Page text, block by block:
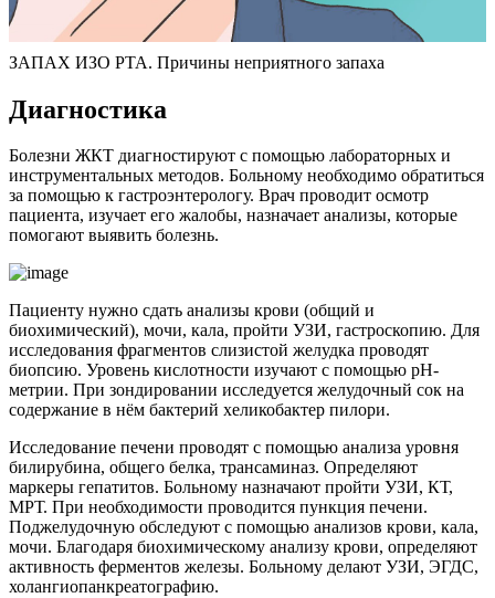
ЗАПАХ ИЗО РТА. Причины неприятного запаха
Диагностика
Болезни ЖКТ диагностируют с помощью лабораторных и
инструментальных методов. Больному необходимо обратиться
за помощью к гастроэнтерологу. Врач проводит осмотр
пациента, изучает его жалобы, назначает анализы, которые
помогают выявить болезнь.
Пациенту нужно сдать анализы крови (общий и
биохимический), мочи, кала, пройти УЗИ, гастроскопию. Для
исследования фрагментов слизистой желудка проводят
биопсию. Уровень кислотности изучают с помощью рН-
метрии. При зондировании исследуется желудочный сок на
содержание в нём бактерий хеликобактер пилори.
Исследование печени проводят с помощью анализа уровня
билирубина, общего белка, трансаминаз. Определяют
маркеры гепатитов. Больному назначают пройти УЗИ, КТ,
МРТ. При необходимости проводится пункция печени.
Поджелудочную обследуют с помощью анализов крови, кала,
мочи. Благодаря биохимическому анализу крови, определяют
активность ферментов железы. Больному делают УЗИ, ЭГДС,
холангиопанкреатографию.